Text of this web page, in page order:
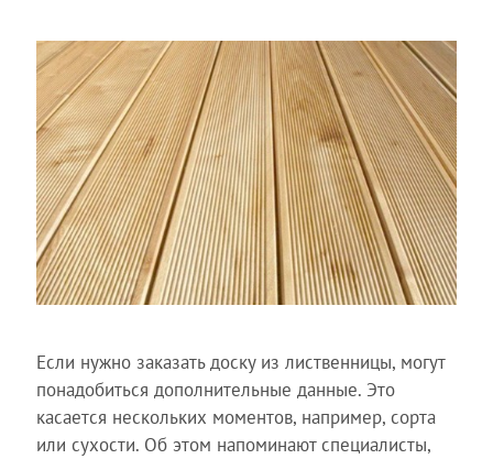
Если нужно заказать доску из лиственницы, могут
понадобиться дополнительные данные. Это
касается нескольких моментов, например, сорта
или сухости. Об этом напоминают специалисты,